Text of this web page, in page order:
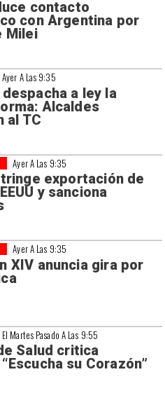
contacto
con Argentina por
Milei
Ayer A Las 9:35
a ley la
Alcaldes
al TC
Ayer A Las 9:35
exportación de
y sanciona
Ayer A Las 9:35
XIV anuncia gira por
El Martes Pasado A Las 9:55
Salud critica
su Corazón”